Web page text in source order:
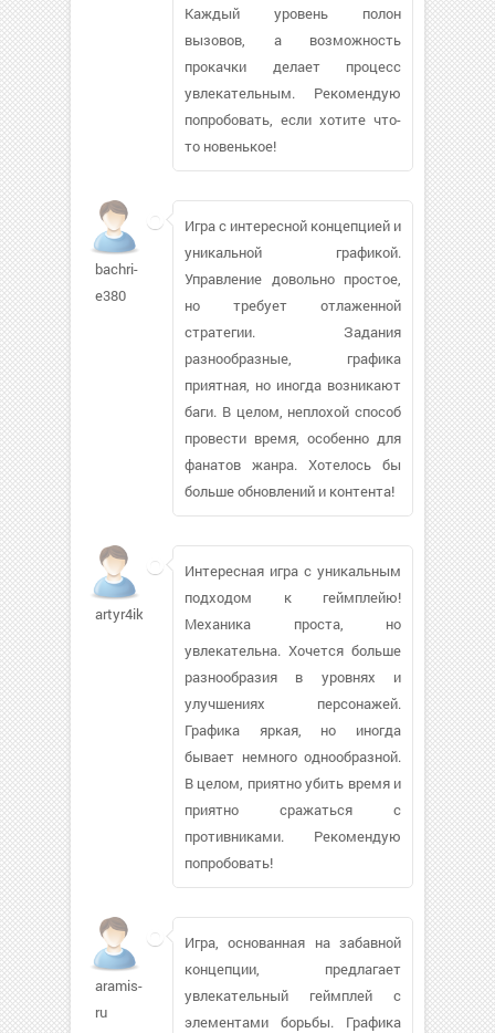
Каждый уровень полон
вызовов, а возможность
прокачки делает процесс
увлекательным. Рекомендую
попробовать, если хотите что-
то новенькое!
bachri-
e380
Игра с интересной концепцией и
уникальной графикой.
Управление довольно простое,
но требует отлаженной
стратегии. Задания
разнообразные, графика
приятная, но иногда возникают
баги. В целом, неплохой способ
провести время, особенно для
фанатов жанра. Хотелось бы
больше обновлений и контента!
artyr4ik92
Интересная игра с уникальным
подходом к геймплейю!
Механика проста, но
увлекательна. Хочется больше
разнообразия в уровнях и
улучшениях персонажей.
Графика яркая, но иногда
бывает немного однообразной.
В целом, приятно убить время и
приятно сражаться с
противниками. Рекомендую
попробовать!
aramis-
ru
Игра, основанная на забавной
концепции, предлагает
увлекательный геймплей с
элементами борьбы. Графика